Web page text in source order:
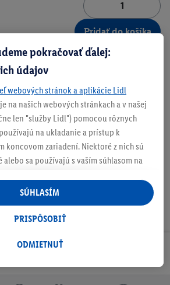
Pridať do košíka
pokračovať ďalej:
údajov
webových stránok a aplikácie Lidl
na našich webových stránkach a v našej
len "služby Lidl") pomocou rôznych
na ukladanie a prístup k
koncovom zariadení. Niektoré z nich sú
sa používajú s vaším súhlasom na
v rámci služieb Lidl aj mimo nich. Ak
Lidl Plus, na tieto účely sa spracúvajú
správania v obchode.
Lidl Plus alebo sa prihlásite do svojho
ODMIETNUŤ
PRISPÔSOBIŤ
SÚHLASÍM